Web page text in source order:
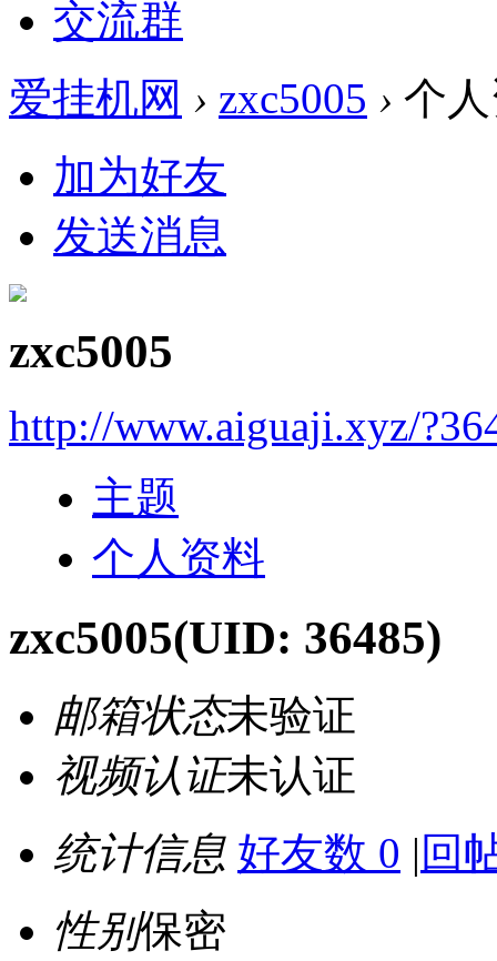
交流群
爱挂机网 › zxc5005 › 个
加为好友
发送消息
zxc5005
http://www.aiguaji.xyz/
主题
个人资料
zxc5005(UID: 36485)
邮箱状态未验证
视频认证未认证
统计信息 好友数 0 | 回
性别保密